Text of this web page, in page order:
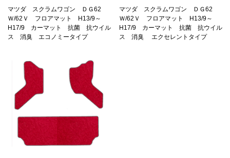
マツダ スクラムワゴン ＤＧ62
Ｗ/62Ｖ フロアマット H13/9～
H17/9 カーマット 抗菌 抗ウイル
ス 消臭 エコノミータイプ
マツダ スクラムワゴン ＤＧ62
Ｗ/62Ｖ フロアマット H13/9～
H17/9 カーマット 抗菌 抗ウイル
ス 消臭 エクセレントタイプ